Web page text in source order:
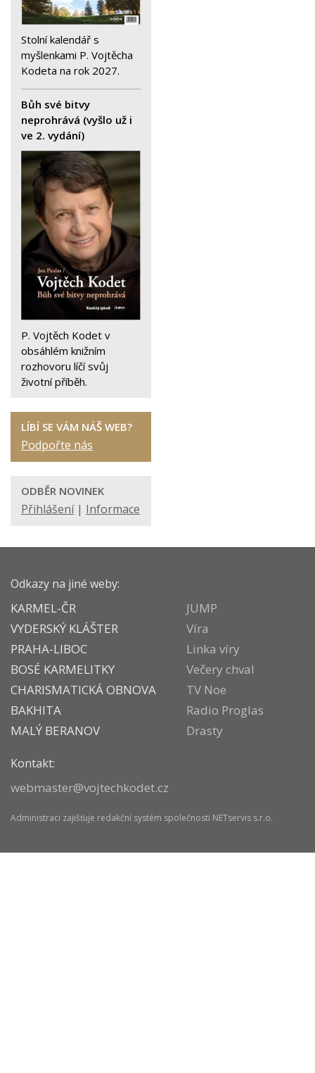
Stolní kalendář s
myšlenkami P. Vojtěcha
Kodeta na rok 2027.
Bůh své bitvy
neprohrává (vyšlo už i
ve 2. vydání)
P. Vojtěch Kodet v
obsáhlém knižním
rozhovoru líčí svůj
životní příběh.
LÍBÍ SE VÁM NÁŠ WEB?
Podpořte nás
ODBĚR NOVINEK
Přihlášení| Informace
Odkazy na jiné weby:
KARMEL-ČR
VYDERSKÝ KLÁŠTER
PRAHA-LIBOC
BOSÉ KARMELITKY
CHARISMATICKÁ OBNOVA
BAKHITA
MALÝ BERANOV
JUMP
Víra
Linka víry
Večery chval
TV Noe
Radio Proglas
Drasty
Kontakt:
webmaster@vojtechkodet.cz
Administraci zajišťuje redakční systém společnosti NETservis s.r.o.